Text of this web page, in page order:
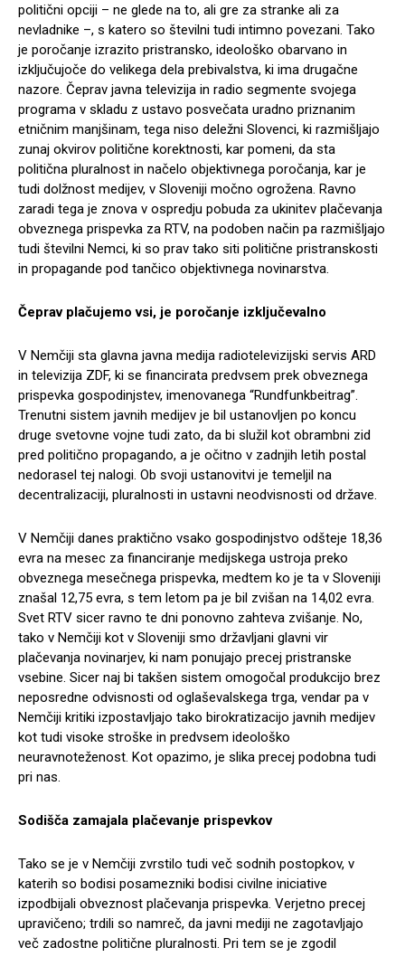
politični opciji – ne glede na to, ali gre za stranke ali za
nevladnike –, s katero so številni tudi intimno povezani. Tako
je poročanje izrazito pristransko, ideološko obarvano in
izključujoče do velikega dela prebivalstva, ki ima drugačne
nazore. Čeprav javna televizija in radio segmente svojega
programa v skladu z ustavo posvečata uradno priznanim
etničnim manjšinam, tega niso deležni Slovenci, ki razmišljajo
zunaj okvirov politične korektnosti, kar pomeni, da sta
politična pluralnost in načelo objektivnega poročanja, kar je
tudi dolžnost medijev, v Sloveniji močno ogrožena. Ravno
zaradi tega je znova v ospredju pobuda za ukinitev plačevanja
obveznega prispevka za RTV, na podoben način pa razmišljajo
tudi številni Nemci, ki so prav tako siti politične pristranskosti
in propagande pod tančico objektivnega novinarstva.
Čeprav plačujemo vsi, je poročanje izključevalno
V Nemčiji sta glavna javna medija radiotelevizijski servis ARD
in televizija ZDF, ki se financirata predvsem prek obveznega
prispevka gospodinjstev, imenovanega “Rundfunkbeitrag”.
Trenutni sistem javnih medijev je bil ustanovljen po koncu
druge svetovne vojne tudi zato, da bi služil kot obrambni zid
pred politično propagando, a je očitno v zadnjih letih postal
nedorasel tej nalogi. Ob svoji ustanovitvi je temeljil na
decentralizaciji, pluralnosti in ustavni neodvisnosti od države.
V Nemčiji danes praktično vsako gospodinjstvo odšteje 18,36
evra na mesec za financiranje medijskega ustroja preko
obveznega mesečnega prispevka, medtem ko je ta v Sloveniji
znašal 12,75 evra, s tem letom pa je bil zvišan na 14,02 evra.
Svet RTV sicer ravno te dni ponovno zahteva zvišanje. No,
tako v Nemčiji kot v Sloveniji smo državljani glavni vir
plačevanja novinarjev, ki nam ponujajo precej pristranske
vsebine. Sicer naj bi takšen sistem omogočal produkcijo brez
neposredne odvisnosti od oglaševalskega trga, vendar pa v
Nemčiji kritiki izpostavljajo tako birokratizacijo javnih medijev
kot tudi visoke stroške in predvsem ideološko
neuravnoteženost. Kot opazimo, je slika precej podobna tudi
pri nas.
Sodišča zamajala plačevanje prispevkov
Tako se je v Nemčiji zvrstilo tudi več sodnih postopkov, v
katerih so bodisi posamezniki bodisi civilne iniciative
izpodbijali obveznost plačevanja prispevka. Verjetno precej
upravičeno; trdili so namreč, da javni mediji ne zagotavljajo
več zadostne politične pluralnosti. Pri tem se je zgodil